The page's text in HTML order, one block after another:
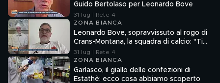
Guido Bertolaso per Leonardo Bove
31 lug | Rete 4
ZONA BIANCA
Leonardo Bove, sopravvissuto al rogo di
Crans-Montana, la squadra di calcio: "Ti
aspettiamo"
31 lug | Rete 4
ZONA BIANCA
Garlasco, il giallo delle confezioni di
Estathè: ecco cosa abbiamo scoperto